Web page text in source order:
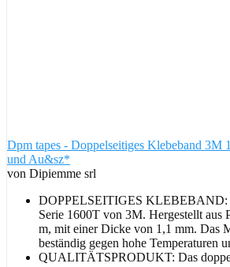
Dpm tapes - Doppelseitiges Klebeband 3M
und Au&sz*
von Dipiemme srl
DOPPELSEITIGES KLEBEBAND:
Serie 1600T von 3M. Hergestellt aus
m, mit einer Dicke von 1,1 mm. Das
beständig gegen hohe Temperaturen
QUALITÄTSPRODUKT: Das